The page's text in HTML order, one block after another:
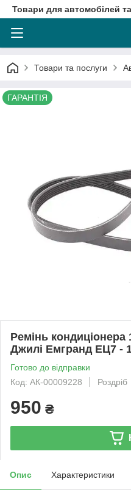
Товари для автомобілей
Товари та послуги
ГАРАНТІЯ
Ремінь
Джилі Емгранд ЕЦ7 -
Готово до відправки
Код: АК-00009228
Роздріб
950 ₴
Опис Характеристики